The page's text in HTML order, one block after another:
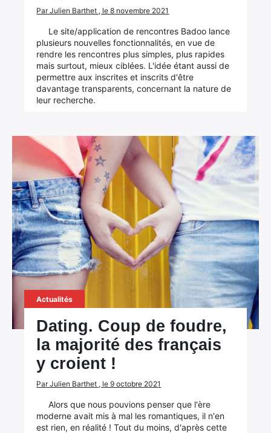
Par Julien Barthet , le 8 novembre 2021
Le site/application de rencontres Badoo lance
plusieurs nouvelles fonctionnalités, en vue de
rendre les rencontres plus simples, plus rapides
mais surtout, mieux ciblées. L'idée étant aussi de
permettre aux inscrites et inscrits d'être
davantage transparents, concernant la nature de
leur recherche.
Actualités
Dating. Coup de foudre,
la majorité des français
y croient !
Par Julien Barthet , le 9 octobre 2021
Alors que nous pouvions penser que l'ère
moderne avait mis à mal les romantiques, il n'en
est rien, en réalité ! Tout du moins, d'après cette